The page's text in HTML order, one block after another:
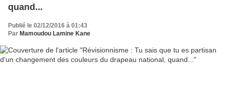
quand...
Publié le 02/12/2016 à 01:43
Par Mamoudou Lamine Kane